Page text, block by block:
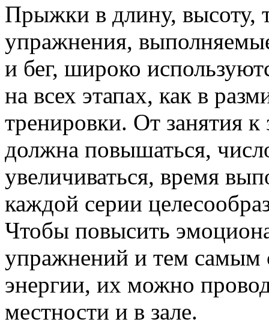
Прыжки в длину, высоту,
упражнения,
и бег, широко
на всех этапах, как в
тренировки. От занятия
должна повышаться,
увеличиваться, время
каждой серии
Чтобы повысить
упражнений и тем самым
энергии, их можно
местности и в зале.